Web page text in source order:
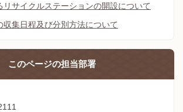
リサイクルステーションの開設について
収集日程及び分別方法について
このページの担当部署